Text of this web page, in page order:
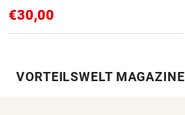
€30,00
VORTEILSWELT MAGAZINE